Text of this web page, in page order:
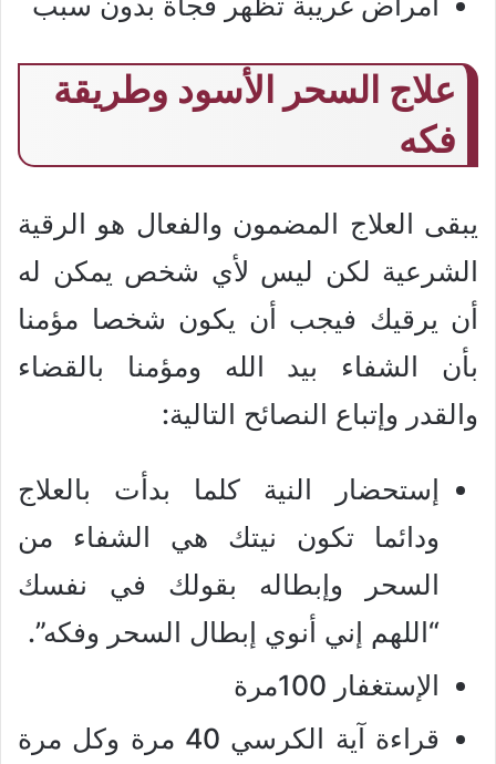
علاج السحر الأسود وطريقة
فكه
يبقى العلاج المضمون والفعال هو الرقية
الشرعية لكن ليس لأي شخص يمكن له
أن يرقيك فيجب أن يكون شخصا مؤمنا
بأن الشفاء بيد الله ومؤمنا بالقضاء
والقدر وإتباع النصائح التالية:
إستحضار النية كلما بدأت بالعلاج
ودائما تكون نيتك هي الشفاء من
السحر وإبطاله بقولك في نفسك
“اللهم إني أنوي إبطال السحر وفكه”.
الإستغفار 100مرة
قراءة آية الكرسي 40 مرة وكل مرة